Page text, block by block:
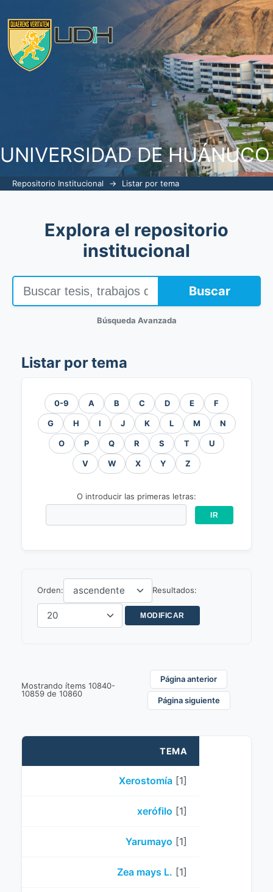
UNIVERSIDAD DE HUÁNUCO
Repositorio Institucional → Listar por tema
Explora el repositorio
institucional
Buscar
Búsqueda Avanzada
Listar por tema
0-9 A B C D E F
G H I J K L M N
O P Q R S T U
V W X Y Z
O introducir las primeras letras:
Orden: Resultados:
Mostrando ítems 10840-
10859 de 10860
Página anterior
Página siguiente
TEMA
Xerostomía [1]
xerófilo [1]
Yarumayo [1]
Zea mays L. [1]